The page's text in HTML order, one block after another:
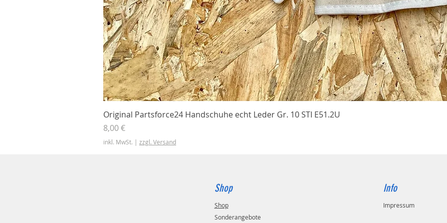
Schnellansicht
Original Partsforce24 Handschuhe echt Leder Gr. 10 STI E51.2U
Preis
8,00 €
inkl. MwSt. | zzgl. Versand
Shop
Shop
Sonderangebote
Info
Impressum